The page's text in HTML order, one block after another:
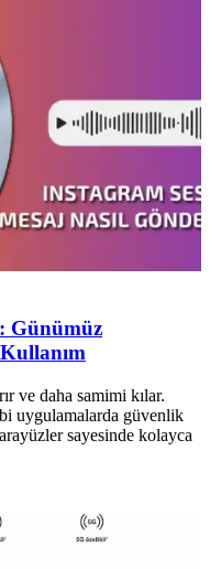
Günümüz
ve daha samimi kılar.
uygulamalarda güvenlik
sayesinde kolayca